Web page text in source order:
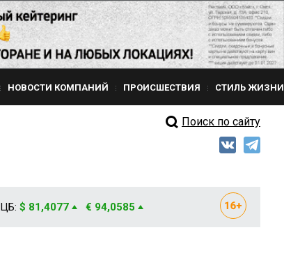
НОВОСТИ КОМПАНИЙ ПРОИСШЕСТВИЯ СТИЛЬ ЖИЗНИ
Поиск по сайту
$ 81,4077 € 94,0585